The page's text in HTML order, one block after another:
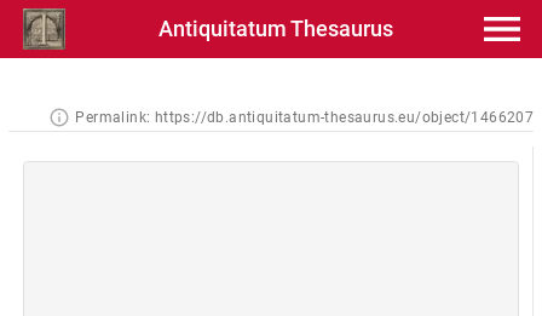
Antiquitatum Thesaurus
Permalink: https://db.antiquitatum-thesaurus.eu/object/1466207